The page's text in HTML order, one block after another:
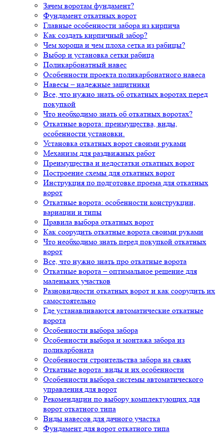
Зачем воротам фундамент?
Фундамент откатных ворот
Главные особенности забора из кирпича
Как создать кирпичный забор?
Чем хороша и чем плоха сетка из рабицы?
Выбор и установка сетки рабица
Поликарбонатный навес
Особенности проекта поликарбонатного навеса
Навесы – надежные защитники
Все, что нужно знать об откатных воротах перед
покупкой
Что необходимо знать об откатных воротах?
Откатные ворота: преимущества, виды,
особенности установки.
Установка откатных ворот своими руками
Механизм для раздвижных работ
Преимущества и недостатки откатных ворот
Построение схемы для откатных ворот
Инструкция по подготовке проема для откатных
ворот
Откатные ворота: особенности конструкции,
вариации и типы
Правила выбора откатных ворот
Как соорудить откатные ворота своими руками
Что необходимо знать перед покупкой откатных
ворот
Все, что нужно знать про откатные ворота
Откатные ворота – оптимальное решение для
маленьких участков
Разновидности откатных ворот и как соорудить их
самостоятельно
Где устанавливаются автоматические откатные
ворота
Особенности выбора забора
Особенности выбора и монтажа забора из
поликарбоната
Особенности строительства забора на сваях
Откатные ворота: виды и их особенности
Особенности выбора системы автоматического
управления для ворот
Рекомендации по выбору комплектующих для
ворот откатного типа
Виды навесов для дачного участка
Фундамент для ворот откатного типа